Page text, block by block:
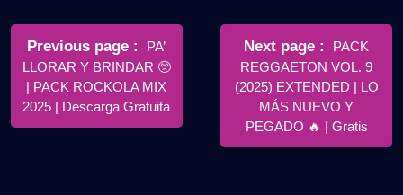
Navegación
de
entradas
Previous page
Older
Posts
PA’
LLORAR Y BRINDAR 🥺
| PACK ROCKOLA MIX
2025 | Descarga Gratuita
Next page
Newer
Posts
PACK
REGGAETON VOL. 9
(2025) EXTENDED | LO
MÁS NUEVO Y
PEGADO 🔥 | Gratis